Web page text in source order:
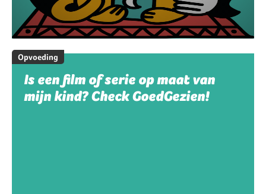
Opvoeding
Is een film of serie op maat van
mijn kind? Check GoedGezien!